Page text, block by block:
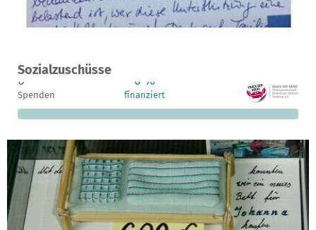
Sozialzuschüsse
Ein Projekt in Hamburg, Deutschland
0
Spenden
0 %
finanziert
15.000 €
fehlen noch